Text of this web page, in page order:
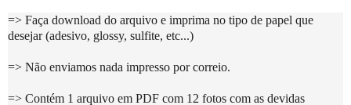
=> Faça download do arquivo e imprima no tipo de papel que
desejar (adesivo, glossy, sulfite, etc...)
=> Não enviamos nada impresso por correio.
=> Contém 1 arquivo em PDF com 12 fotos com as devidas